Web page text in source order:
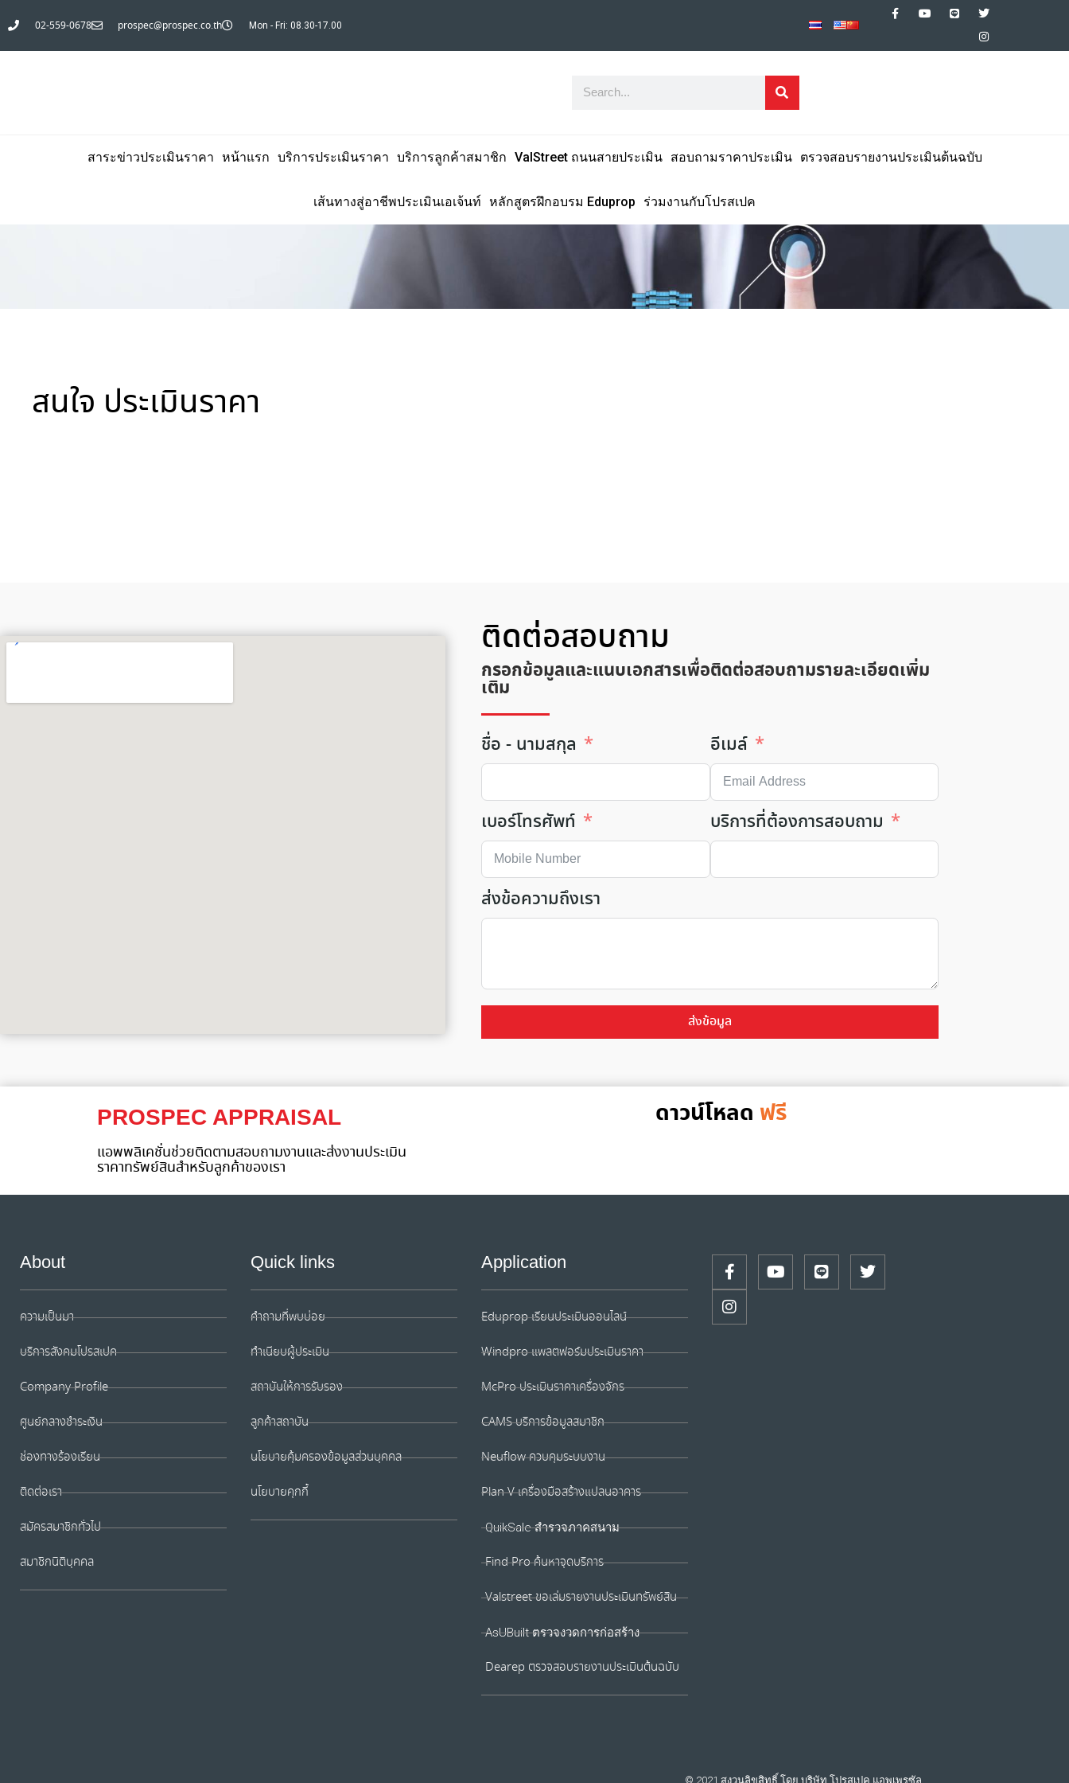
02-559-0678 prospec@prospec.co.th Mon - Fri: 08.30-17.00
สาระข่าวประเมินราคา หน้าแรก บริการประเมินราคา บริการลูกค้าสมาชิก ValStreet ถนนสายประเมิน สอบถามราคาประเมิน ตรวจสอบรายงานประเมินต้นฉบับ
เส้นทางสู่อาชีพประเมินเอเจ้นท์ หลักสูตรฝึกอบรม Eduprop ร่วมงานกับโปรสเปค
สนใจ ประเมินราคา
ติดต่อสอบถาม
กรอกข้อมูลและแนบเอกสารเพื่อติดต่อสอบถามรายละเอียดเพิ่ม
เติม
ชื่อ - นามสกุล อีเมล์
เบอร์โทรศัพท์ บริการที่ต้องการสอบถาม
ส่งข้อความถึงเรา
ส่งข้อมูล
PROSPEC APPRAISAL
แอพพลิเคชั่นช่วยติดตามสอบถามงานและส่งงานประเมิน
ราคาทรัพย์สินสำหรับลูกค้าของเรา
ดาวน์โหลด ฟรี
About
ความเป็นมา
บริการสังคมโปรสเปค
Company Profile
ศูนย์กลางชำระเงิน
ช่องทางร้องเรียน
ติดต่อเรา
สมัครสมาชิกทั่วไป
สมาชิกนิติบุคคล
Quick links
คำถามที่พบบ่อย
ทำเนียบผู้ประเมิน
สถาบันให้การรับรอง
ลูกค้าสถาบัน
นโยบายคุ้มครองข้อมูลส่วนบุคคล
นโยบายคุกกี้
Application
Eduprop เรียนประเมินออนไลน์
Windpro แพลตฟอร์มประเมินราคา
McPro ประเมินราคาเครื่องจักร
CAMS บริการข้อมูลสมาชิก
Neuflow ควบคุมระบบงาน
Plan V เครื่องมือสร้างแปลนอาคาร
QuikSale สำรวจภาคสนาม
Find Pro ค้นหาจุดบริการ
Valstreet ขอเล่มรายงานประเมินทรัพย์สิน
AsUBuilt ตรวจงวดการก่อสร้าง
Dearep ตรวจสอบรายงานประเมินต้นฉบับ
© 2021 สงวนลิขสิทธิ์ โดย บริษัท โปรสเปค แอพเพรซัล